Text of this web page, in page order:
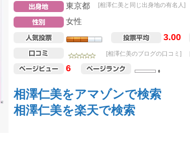
東京都 [相澤仁美と同じ出身地の有名人]
女性
3.00
[相澤仁美のブログの口コミ]
6
相澤仁美をアマゾンで検索
相澤仁美を楽天で検索